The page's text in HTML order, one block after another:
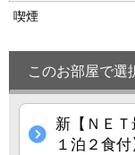
喫煙
このお部屋で選
新【ＮＥ
１泊２食